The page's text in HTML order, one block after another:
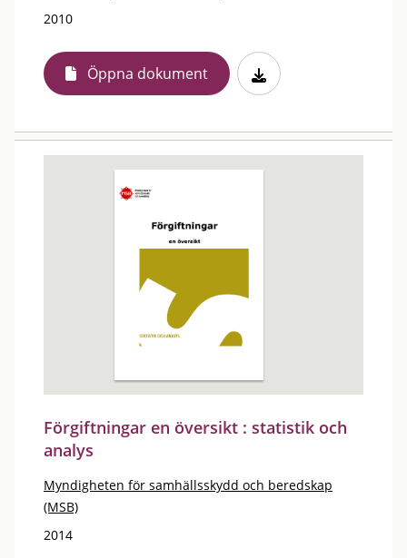
2010
Öppna dokument
Förgiftningar en översikt : statistik och
analys
Myndigheten för samhällsskydd och beredskap
(MSB)
2014